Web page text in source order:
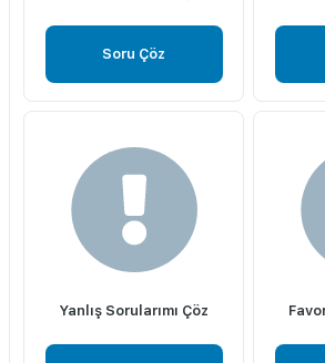
Soru Çöz
Yanlış Sorularımı Çöz